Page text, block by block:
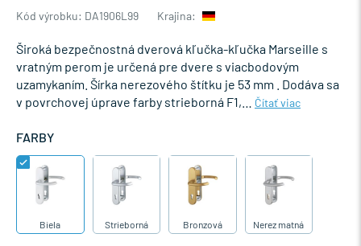
Kód výrobku: DA1906L99 Krajina:
Široká bezpečnostná dverová kľučka-kľučka Marseille s
vratným perom je určená pre dvere s viacbodovým
uzamykaním. Šírka nerezového štítku je 53 mm . Dodáva sa
v povrchovej úprave farby strieborná F1,…
Čítať viac
FARBY
Biela Strieborná Bronzová Nerez matná